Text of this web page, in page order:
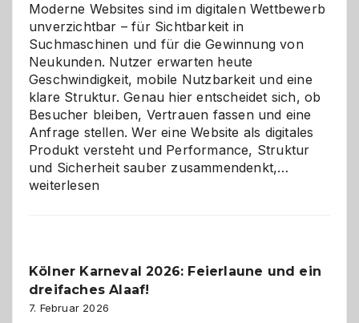
Moderne Websites sind im digitalen Wettbewerb
unverzichtbar – für Sichtbarkeit in
Suchmaschinen und für die Gewinnung von
Neukunden. Nutzer erwarten heute
Geschwindigkeit, mobile Nutzbarkeit und eine
klare Struktur. Genau hier entscheidet sich, ob
Besucher bleiben, Vertrauen fassen und eine
Anfrage stellen. Wer eine Website als digitales
Produkt versteht und Performance, Struktur
und Sicherheit sauber zusammendenkt,…
geworden
weiterlesen
Kölner Karneval 2026: Feierlaune und ein
dreifaches Alaaf!
7. Februar 2026